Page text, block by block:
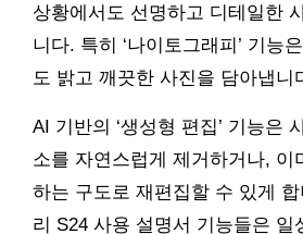
상황에서도 선명하고 디테일한
니다. 특히 ‘나이토그래피’ 기능
도 밝고 깨끗한 사진을 담아냅니
AI 기반의 ‘생성형 편집’ 기능은
소를 자연스럽게 제거하거나, 이
하는 구도로 재편집할 수 있게
리 S24 사용 설명서 기능들은 일